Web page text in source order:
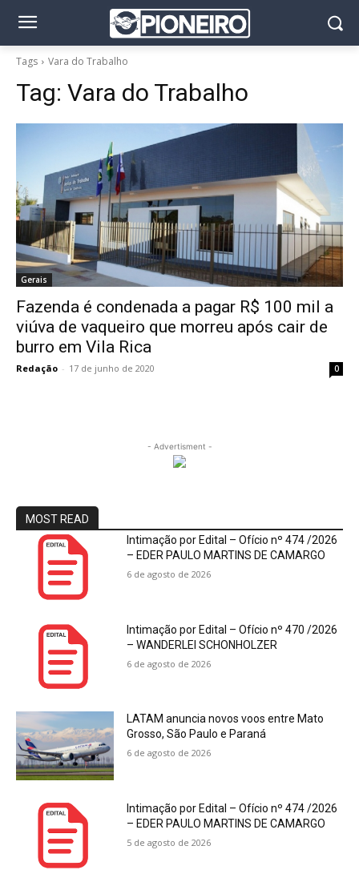
Tags Vara do Trabalho
Tag: Vara do Trabalho
Gerais
Fazenda é condenada a pagar R$ 100 mil a
viúva de vaqueiro que morreu após cair de
burro em Vila Rica
Redação - 17 de junho de 2020 0
- Advertisment -
MOST READ
Intimação por Edital – Ofício nº 474 /2026
– EDER PAULO MARTINS DE CAMARGO
6 de agosto de 2026
Intimação por Edital – Ofício nº 470 /2026
– WANDERLEI SCHONHOLZER
6 de agosto de 2026
LATAM anuncia novos voos entre Mato
Grosso, São Paulo e Paraná
6 de agosto de 2026
Intimação por Edital – Ofício nº 474 /2026
– EDER PAULO MARTINS DE CAMARGO
5 de agosto de 2026